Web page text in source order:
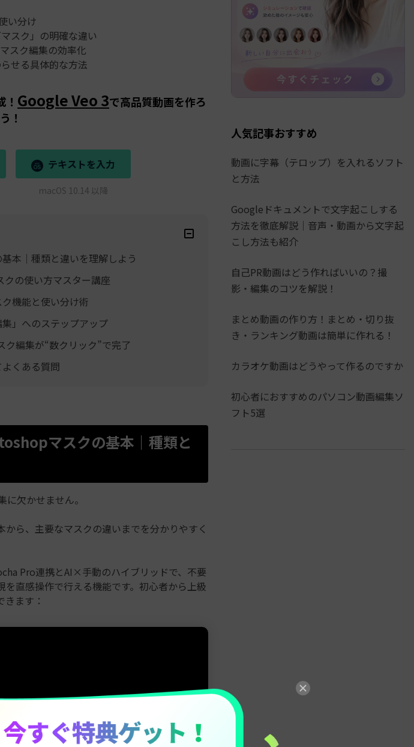
い分け
スク」の明確な違い
スク編集の効率化
せる具体的な方法
Google Veo 3で高品質動画を作ろ
う！
テキストを入力
macOS 10.14 以降
本｜種類と違いを理解しよう
クの使い方マスター講座
機能と使い分け術
」へのステップアップ
ク編集が“数クリック”で完了
くある質問
マスクの基本｜種類と
欠かせません。
ら、主要なマスクの違いまでを分かりやすく
Pro連携とAI×手動のハイブリッドで、不要
直感操作で行える機能です。初心者から上級
ます：
人気記事おすすめ
動画に字幕（テロップ）を入れるソフト
と方法
Googleドキュメントで文字起こしする
方法を徹底解説│音声・動画から文字起
こし方法も紹介
自己PR動画はどう作ればいいの？撮
影・編集のコツを解説！
まとめ動画の作り方！まとめ・切り抜
き・ランキング動画は簡単に作れる！
カラオケ動画はどうやって作るのですか
初心者におすすめのパソコン動画編集ソ
フト5選